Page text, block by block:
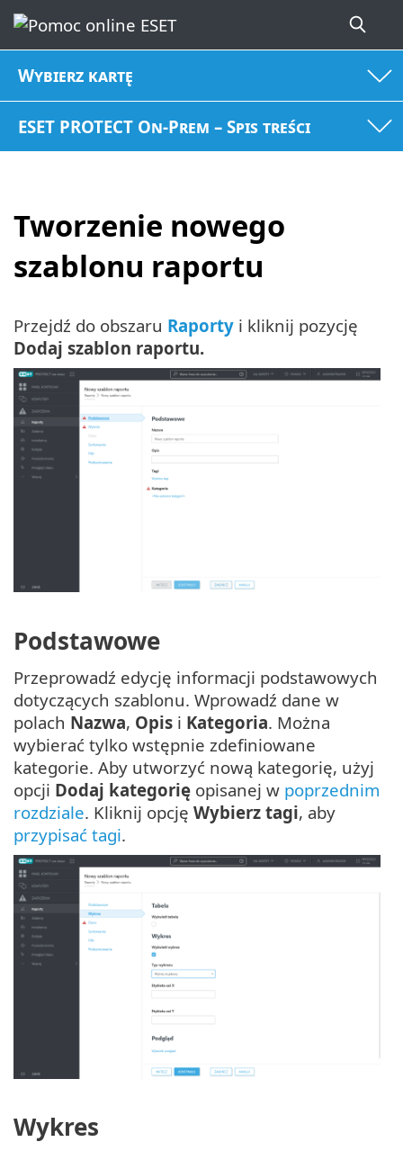
Wybierz kartę
ESET PROTECT On-Prem – Spis treści
Tworzenie nowego
szablonu raportu
Przejdź do obszaru Raporty i kliknij pozycję
Dodaj szablon raportu.
Podstawowe
Przeprowadź edycję informacji podstawowych
dotyczących szablonu. Wprowadź dane w
polach Nazwa, Opis i Kategoria. Można
wybierać tylko wstępnie zdefiniowane
kategorie. Aby utworzyć nową kategorię, użyj
opcji Dodaj kategorię opisanej w poprzednim
rozdziale. Kliknij opcję Wybierz tagi, aby
przypisać tagi.
Wykres